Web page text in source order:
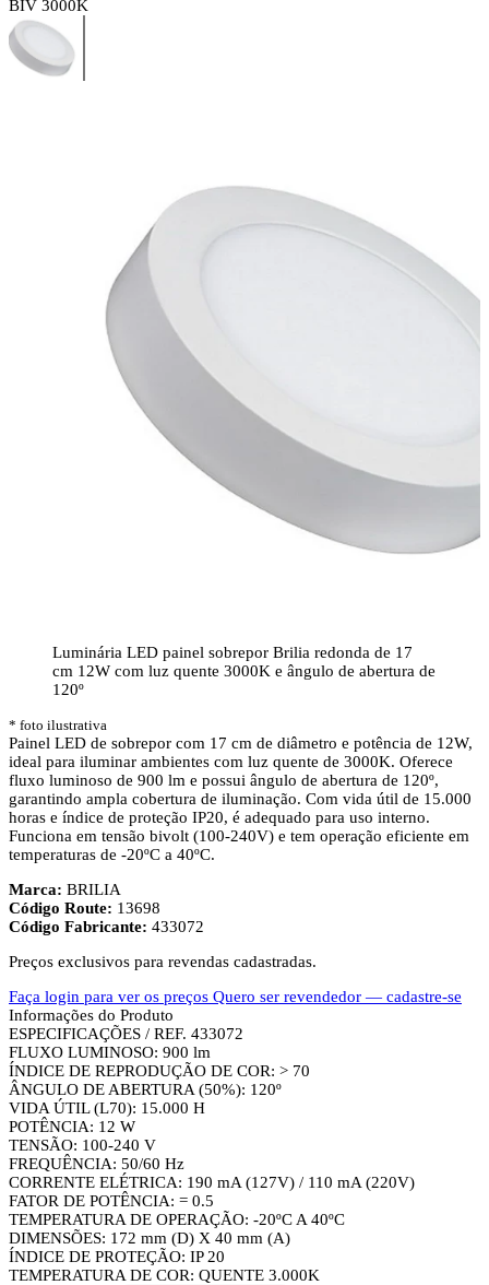
BIV 3000K
Luminária LED painel sobrepor Brilia redonda de 17
cm 12W com luz quente 3000K e ângulo de abertura de
120º
* foto ilustrativa
Painel LED de sobrepor com 17 cm de diâmetro e potência de 12W,
ideal para iluminar ambientes com luz quente de 3000K. Oferece
fluxo luminoso de 900 lm e possui ângulo de abertura de 120º,
garantindo ampla cobertura de iluminação. Com vida útil de 15.000
horas e índice de proteção IP20, é adequado para uso interno.
Funciona em tensão bivolt (100-240V) e tem operação eficiente em
temperaturas de -20ºC a 40ºC.
Marca: BRILIA
Código Route: 13698
Código Fabricante: 433072
Preços exclusivos para revendas cadastradas.
Faça login para ver os preços Quero ser revendedor — cadastre-se
Informações do Produto
ESPECIFICAÇÕES / REF. 433072
FLUXO LUMINOSO: 900 lm
ÍNDICE DE REPRODUÇÃO DE COR: > 70
ÂNGULO DE ABERTURA (50%): 120º
VIDA ÚTIL (L70): 15.000 H
POTÊNCIA: 12 W
TENSÃO: 100-240 V
FREQUÊNCIA: 50/60 Hz
CORRENTE ELÉTRICA: 190 mA (127V) / 110 mA (220V)
FATOR DE POTÊNCIA: = 0.5
TEMPERATURA DE OPERAÇÃO: -20ºC A 40ºC
DIMENSÕES: 172 mm (D) X 40 mm (A)
ÍNDICE DE PROTEÇÃO: IP 20
TEMPERATURA DE COR: QUENTE 3.000K